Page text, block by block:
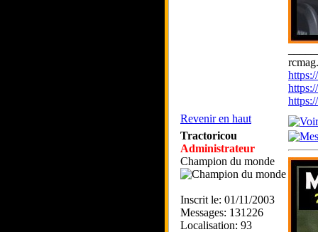
Revenir en haut
Tractoricou
Administrateur
Champion du monde
Inscrit le: 01/11/2003
Messages: 131226
Localisation: 93